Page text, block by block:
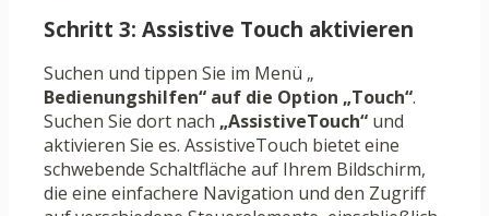
Schritt 3: Assistive Touch aktivieren
Suchen und tippen Sie im Menü „
Bedienungshilfen“ auf die Option „Touch“.
Suchen Sie dort nach „AssistiveTouch“ und
aktivieren Sie es. AssistiveTouch bietet eine
schwebende Schaltfläche auf Ihrem Bildschirm,
die eine einfachere Navigation und den Zugriff